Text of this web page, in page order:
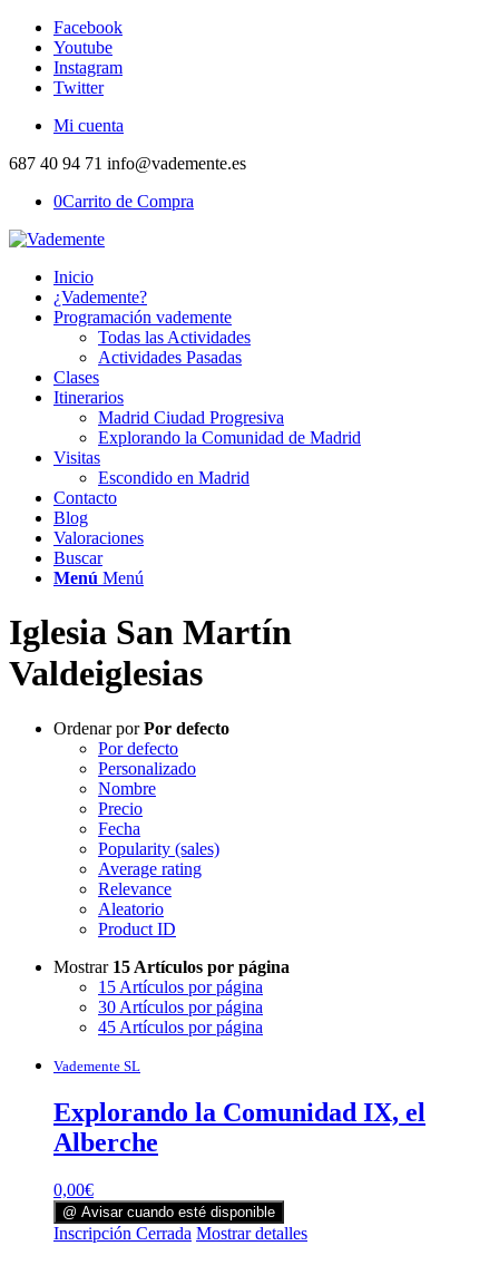
Facebook
Youtube
Instagram
Twitter
Mi cuenta
687 40 94 71 info@vademente.es
0Carrito de Compra
Inicio
¿Vademente?
Programación vademente
Todas las Actividades
Actividades Pasadas
Clases
Itinerarios
Madrid Ciudad Progresiva
Explorando la Comunidad de Madrid
Visitas
Escondido en Madrid
Contacto
Blog
Valoraciones
Buscar
Menú Menú
Iglesia San Martín
Valdeiglesias
Ordenar porPor defecto
Por defecto
Personalizado
Nombre
Precio
Fecha
Popularity (sales)
Average rating
Relevance
Aleatorio
Product ID
Mostrar 15 Artículos por página
15 Artículos por página
30 Artículos por página
45 Artículos por página
Vademente SL
Explorando la Comunidad IX, el
Alberche
0,00€
@ Avisar cuando esté disponible
Inscripción Cerrada Mostrar detalles